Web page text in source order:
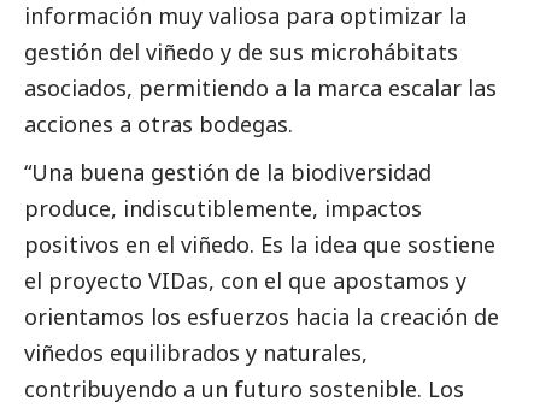
información muy valiosa para optimizar la
gestión del viñedo y de sus microhábitats
asociados, permitiendo a la marca escalar las
acciones a otras bodegas.
“Una buena gestión de la biodiversidad
produce, indiscutiblemente, impactos
positivos en el viñedo. Es la idea que sostiene
el proyecto VIDas, con el que apostamos y
orientamos los esfuerzos hacia la creación de
viñedos equilibrados y naturales,
contribuyendo a un futuro sostenible. Los